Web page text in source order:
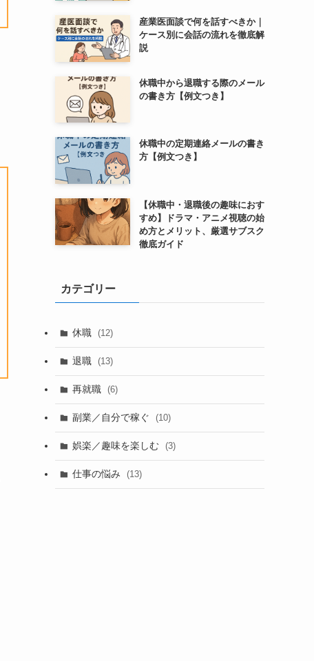
産業医面談で何を話すべきか｜
ケース別に会話の流れを徹底解
説
休職中から退職する際のメール
の書き方【例文つき】
休職中の定期連絡メールの書き
方【例文つき】
【休職中・退職後の趣味におす
すめ】ドラマ・アニメ視聴の始
め方とメリット、厳選サブスク
徹底ガイド
カテゴリー
休職 (12)
退職 (13)
再就職 (6)
副業／自分で稼ぐ (10)
娯楽／趣味を楽しむ (3)
仕事の悩み (13)